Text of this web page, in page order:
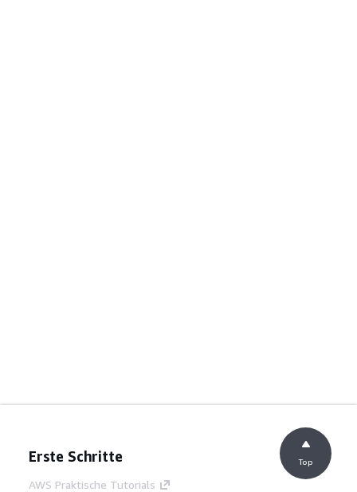
Erste Schritte
AWS Praktische Tutorials
Top